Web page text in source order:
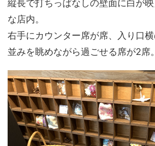
縦長で打ちっぱなしの壁面に白が
な店内。
右手にカウンター席が席、入り口
並みを眺めながら過ごせる席が2席。